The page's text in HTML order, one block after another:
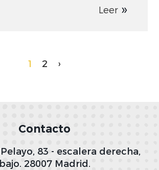
Leer
1 2 ›
Contacto
83 - escalera derecha,
bajo. 28007 Madrid.